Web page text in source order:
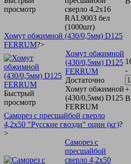
просмотр
сверло 4,2х16
RAL9003 бел
(1000шт)
Хомут обжимной (430/0,5мм) D125
FERRUM?>
Быстрый
просмотр
Хомут обжимной
(430/0,5мм) D125
FERRUM
Достаточно
Хомут обжимной
(430/0,5мм) D125
FERRUM
-
+
В
Саморез с пресшайбой сверло
4,2х50 "Русские гвозди" оцин (кг)?
>
Саморез с
пресшайбой
сверло 4,2х50